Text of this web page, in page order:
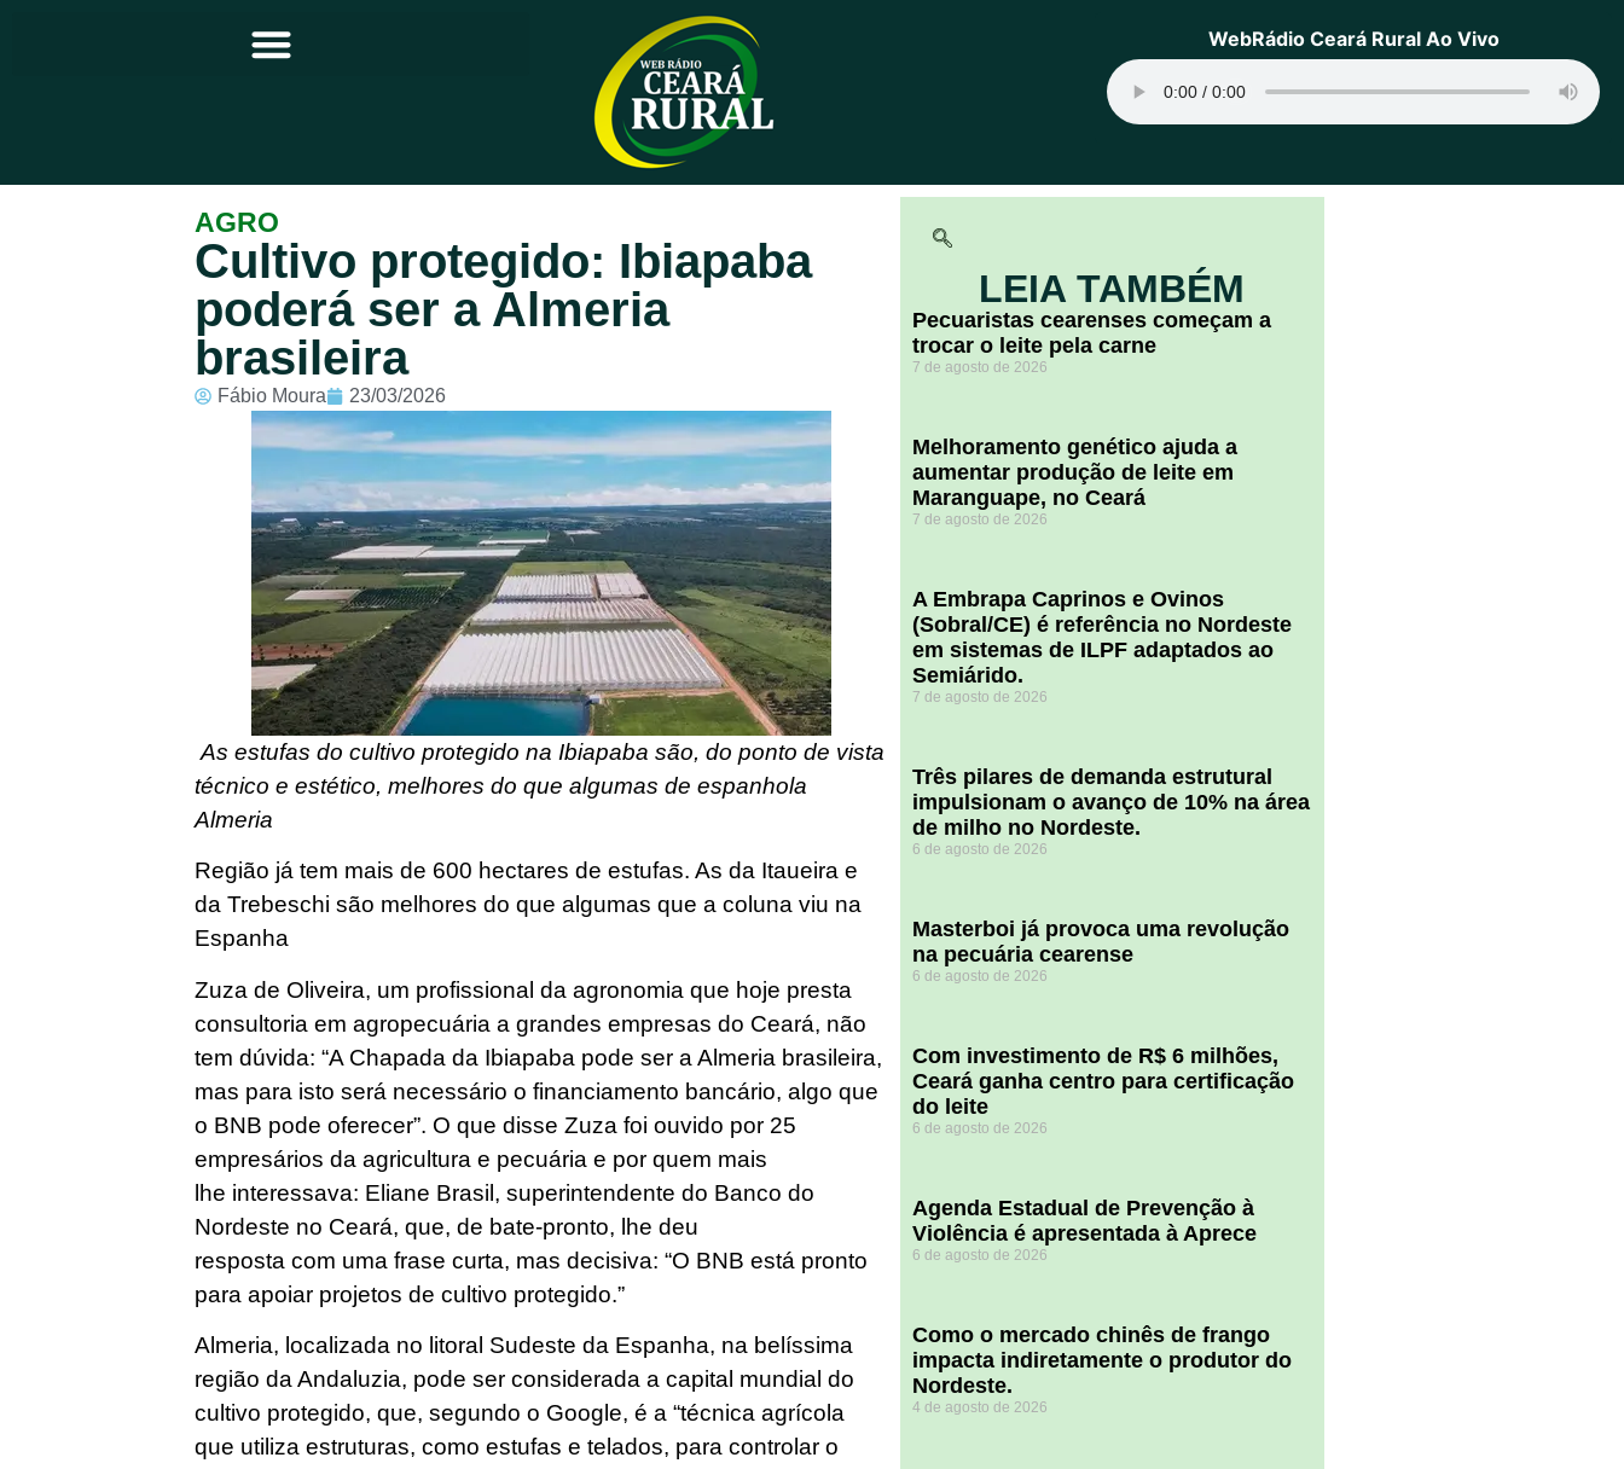
Principal
Notícias
Programação
Equipe
Contato
Sobre
WebRádio Ceará Rural Ao Vivo
AGRO
Cultivo protegido: Ibiapaba
poderá ser a Almeria
brasileira
Fábio Moura 23/03/2026
As estufas do cultivo protegido na Ibiapaba são, do ponto de vista
técnico e estético, melhores do que algumas de espanhola
Almeria
Região já tem mais de 600 hectares de estufas. As da Itaueira e
da Trebeschi são melhores do que algumas que a coluna viu na
Espanha
Zuza de Oliveira, um profissional da agronomia que hoje presta
consultoria em agropecuária a grandes empresas do Ceará, não
tem dúvida: “A Chapada da Ibiapaba pode ser a Almeria brasileira,
mas para isto será necessário o financiamento bancário, algo que
o BNB pode oferecer”. O que disse Zuza foi ouvido por 25
empresários da agricultura e pecuária e por quem mais
lhe interessava: Eliane Brasil, superintendente do Banco do
Nordeste no Ceará, que, de bate-pronto, lhe deu
resposta com uma frase curta, mas decisiva: “O BNB está pronto
para apoiar projetos de cultivo protegido.”
Almeria, localizada no litoral Sudeste da Espanha, na belíssima
região da Andaluzia, pode ser considerada a capital mundial do
cultivo protegido, que, segundo o Google, é a “técnica agrícola
que utiliza estruturas, como estufas e telados, para controlar o
LEIA TAMBÉM
Pecuaristas cearenses começam a
trocar o leite pela carne
7 de agosto de 2026
Melhoramento genético ajuda a
aumentar produção de leite em
Maranguape, no Ceará
7 de agosto de 2026
A Embrapa Caprinos e Ovinos
(Sobral/CE) é referência no Nordeste
em sistemas de ILPF adaptados ao
Semiárido.
7 de agosto de 2026
​Três pilares de demanda estrutural
impulsionam o avanço de 10% na área
de milho no Nordeste.
6 de agosto de 2026
Masterboi já provoca uma revolução
na pecuária cearense
6 de agosto de 2026
Com investimento de R$ 6 milhões,
Ceará ganha centro para certificação
do leite
6 de agosto de 2026
Agenda Estadual de Prevenção à
Violência é apresentada à Aprece
6 de agosto de 2026
​Como o mercado chinês de frango
impacta indiretamente o produtor do
Nordeste.
4 de agosto de 2026